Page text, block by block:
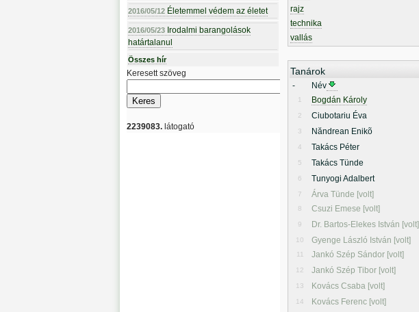
2016/05/12 Életemmel védem az életet
2016/05/23 Irodalmi barangolások
határtalanul
Összes hír
Keresett szöveg
2239083. látogató
rajz
technika
vallás
Tanárok
- Név
1 Bogdán Károly
2 Ciubotariu Éva
3 Năndrean Enikõ
4 Takács Péter
5 Takács Tünde
6 Tunyogi Adalbert
7 Árva Tünde [volt]
8 Csuzi Emese [volt]
9 Dr. Bartos-Elekes István [volt]
10 Gyenge László István [volt]
11 Jankó Szép Sándor [volt]
12 Jankó Szép Tibor [volt]
13 Kovács Csaba [volt]
14 Kovács Ferenc [volt]